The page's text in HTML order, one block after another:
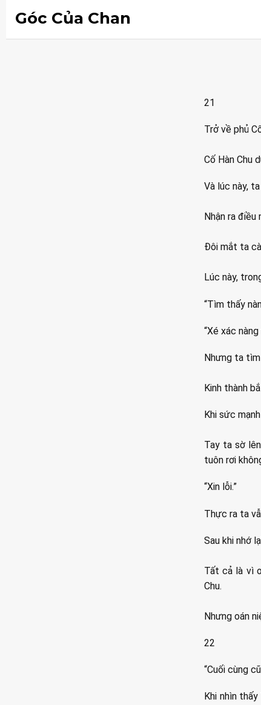
Góc Của Chan
21
Trở về phủ
Cố Hàn Chu
Và lúc này,
Nhận ra
Đôi mắt ta
Lúc này,
“Tìm thấy
“Xé xác nàng
Nhưng ta
Kinh thành
Khi sức
Tay ta sờ
tuôn rơi
“Xin lỗi.”
Thực ra ta
Sau khi nhớ
Tất cả là vì
Chu.
Nhưng oán
22
“Cuối cùng
Khi nhìn